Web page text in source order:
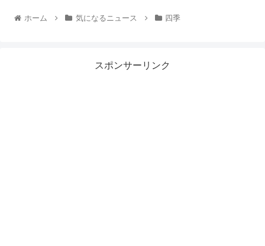
ホーム 気になるニュース 四季
スポンサーリンク